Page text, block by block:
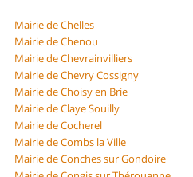
Mairie de Chelles
Mairie de Chenou
Mairie de Chevrainvilliers
Mairie de Chevry Cossigny
Mairie de Choisy en Brie
Mairie de Claye Souilly
Mairie de Cocherel
Mairie de Combs la Ville
Mairie de Conches sur Gondoire